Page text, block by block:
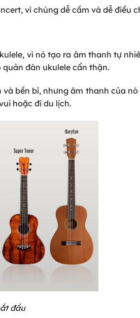
vì chúng dễ cầm và dễ điều
vì nó tạo ra âm thanh tự
đàn ukulele cẩn thận.
bền bỉ, nhưng âm thanh của
hoặc đi du lịch.
đầu